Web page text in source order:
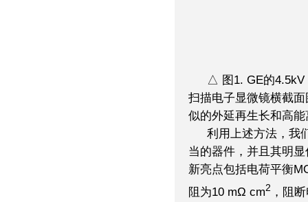
△ 图1. GE的4.5kV
扫描电子显微镜横截
似的外延再生长和高
利用上述方法，我
当的器件，并且其明
新亮点包括电荷平衡
阻为10 mΩ cm2 ，阻